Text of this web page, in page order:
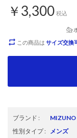
￥3,300 税込
この商品は サイズ交換
ブランド : MIZUNO
性別タイプ: メンズ